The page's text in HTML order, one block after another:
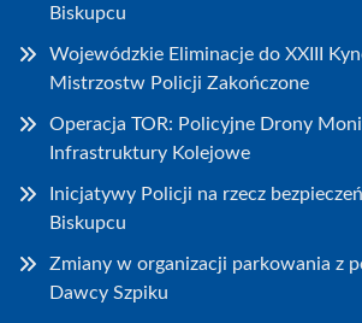
Biskupcu
Wojewódzkie Eliminacje do XXIII
Mistrzostw Policji Zakończone
Operacja TOR: Policyjne Drony
Infrastruktury Kolejowe
Inicjatywy Policji na rzecz
Biskupcu
Zmiany w organizacji parkowania z
Dawcy Szpiku